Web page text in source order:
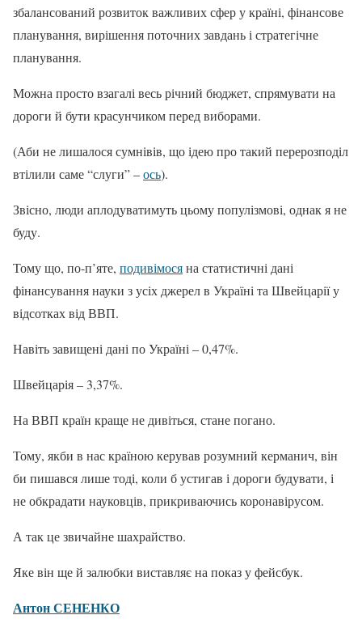
збалансований розвиток важливих сфер у країні, фінансове
планування, вирішення поточних завдань і стратегічне
планування.
Можна просто взагалі весь річний бюджет, спрямувати на
дороги й бути красунчиком перед виборами.
(Аби не лишалося сумнівів, що ідею про такий перерозподіл
втілили саме “слуги” –ось).
Звісно, люди аплодуватимуть цьому популізмові, однак я не
буду.
Тому що, по-п’яте, подивімосяна статистичні дані
фінансування науки з усіх джерел в Україні та Швейцарії у
відсотках від ВВП.
Навіть завищені дані по Україні – 0,47%.
Швейцарія – 3,37%.
На ВВП країн краще не дивіться, стане погано.
Тому, якби в нас країною керував розумний керманич, він
би пишався лише тоді, коли б устигав і дороги будувати, і
не обкрадати науковців, прикриваючись коронавірусом.
А так це звичайне шахрайство.
Яке він ще й залюбки виставляє на показ у фейсбук.
Антон СЕНЕНКО